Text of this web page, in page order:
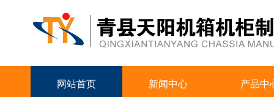
网站首页 新闻中心 产品中